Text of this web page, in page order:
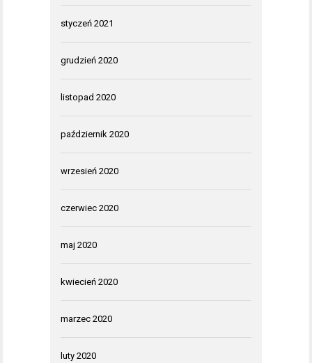
styczeń 2021
grudzień 2020
listopad 2020
październik 2020
wrzesień 2020
czerwiec 2020
maj 2020
kwiecień 2020
marzec 2020
luty 2020